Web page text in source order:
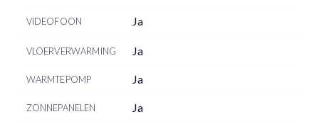
VIDEOFOON Ja
VLOERVERWARMING Ja
WARMTEPOMP Ja
ZONNEPANELEN Ja